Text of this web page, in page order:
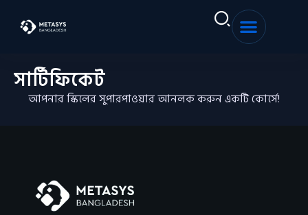
সার্টিফিকেট
আপনার স্কিলের সুপারপাওয়ার আনলক করুন একটি কোর্সে!
Don’t have an account?Sign up